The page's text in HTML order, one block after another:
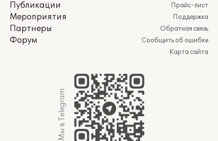
Публикации
Мероприятия
Партнеры
Форум
Прайс-лист
Поддержка
Обратная связь
Сообщить об ошибке
Карта сайта
Мы в Telegram